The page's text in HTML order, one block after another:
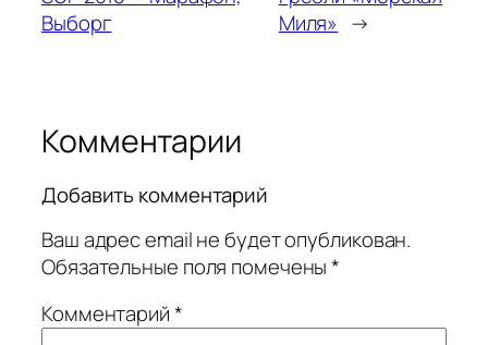
Выборг
Миля» →
Комментарии
Добавить комментарий
Ваш адрес email не будет опубликован.
Обязательные поля помечены*
Комментарий*